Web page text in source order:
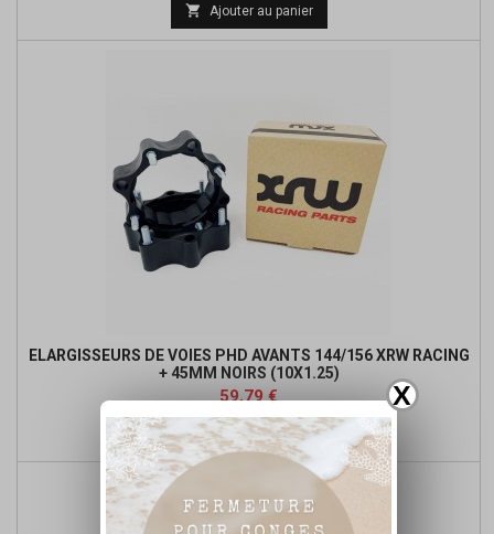
X
base
 Ajouter au panier
ELARGISSEURS DE VOIES PHD AVANTS 144/156 XRW RACING
+ 45MM NOIRS (10X1.25)
Prix
59,79 €
de
base
 Ajouter au panier